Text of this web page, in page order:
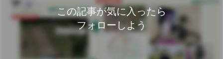
この記事が気に入ったら
フォローしよう